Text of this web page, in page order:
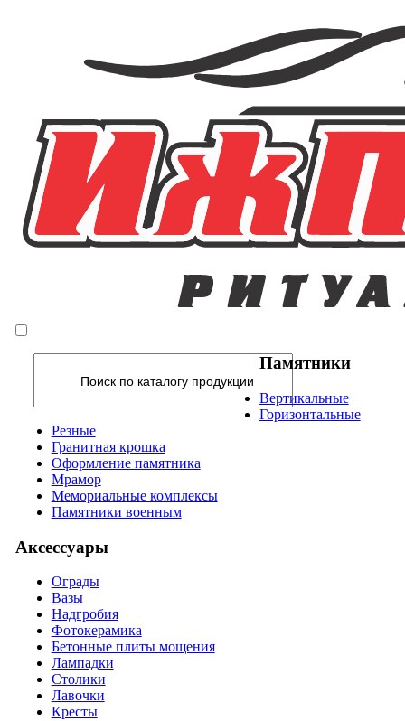
Памятники
Вертикальные
Горизонтальные
Резные
Гранитная крошка
Оформление памятника
Мрамор
Мемориальные комплексы
Памятники военным
Аксессуары
Ограды
Вазы
Надгробия
Фотокерамика
Бетонные плиты мощения
Лампадки
Столики
Лавочки
Кресты